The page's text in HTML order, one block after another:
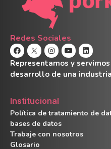
Redes Sociales
Representamos y
desarrollo de una
Institucional
Política de tratamiento de
bases de datos
Trabaje con nosotros
Glosario